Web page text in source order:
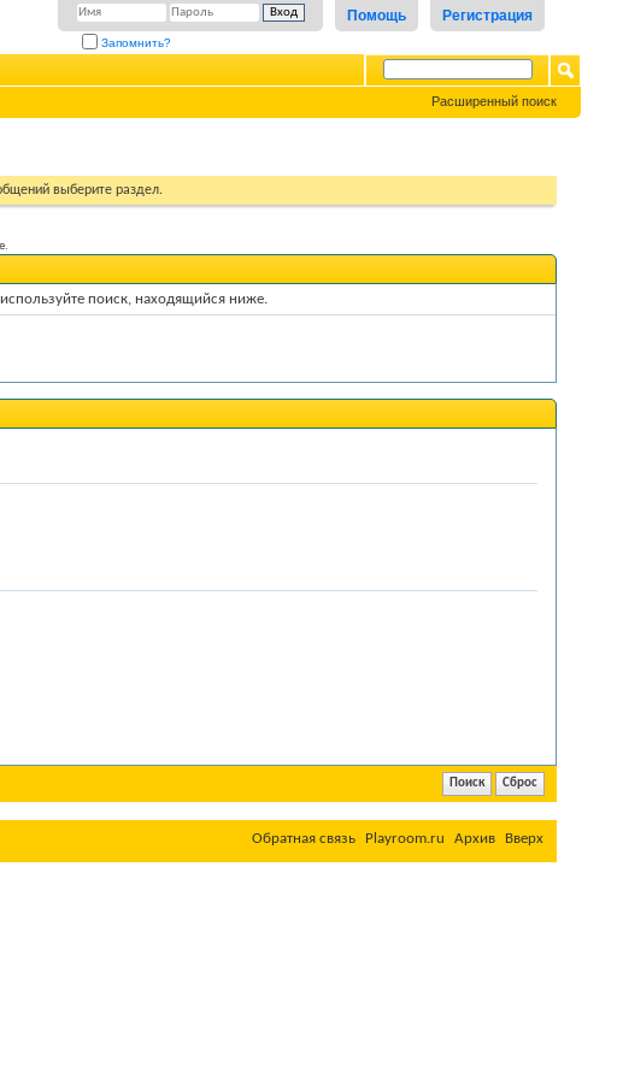
Регистрация
Помощь
Запомнить?
Расширенный поиск
выберите раздел.
поиск, находящийся ниже.
Обратная связь Playroom.ru Архив Вверх